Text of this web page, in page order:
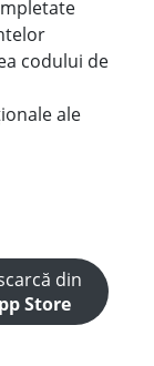
codului de
ale
din
Store